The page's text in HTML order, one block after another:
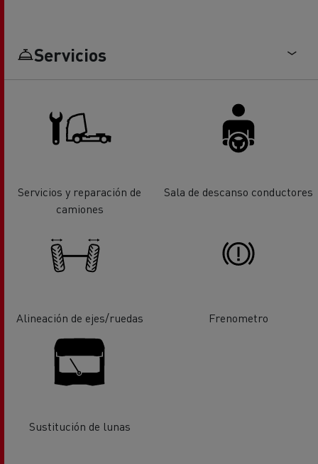
Servicios
Servicios y reparación de
camiones
Sala de descanso conductores
Alineación de ejes/ruedas Frenometro
Sustitución de lunas